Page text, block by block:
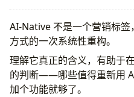
AI-Native 不是一个营销标
方式的一次系统性重构。
理解它真正的含义，有助于
的判断——哪些值得重新用
加个功能就够了。